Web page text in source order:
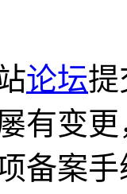
论坛提
有变
备案